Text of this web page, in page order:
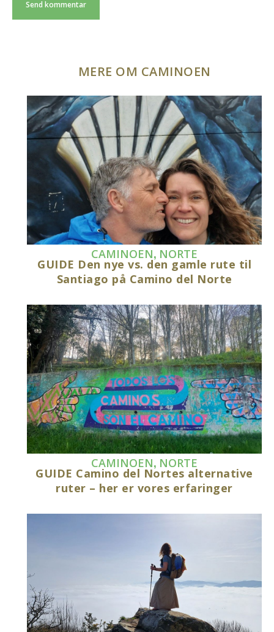
MERE OM CAMINOEN
CAMINOEN, NORTE
GUIDE Den nye vs. den gamle rute til
Santiago på Camino del Norte
CAMINOEN, NORTE
GUIDE Camino del Nortes alternative
ruter – her er vores erfaringer